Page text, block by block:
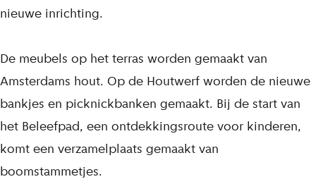
nieuwe inrichting.
De meubels op het terras worden gemaakt van
Amsterdams hout. Op de Houtwerf worden de nieuwe
bankjes en picknickbanken gemaakt. Bij de start van
het Beleefpad, een ontdekkingsroute voor kinderen,
komt een verzamelplaats gemaakt van
boomstammetjes.